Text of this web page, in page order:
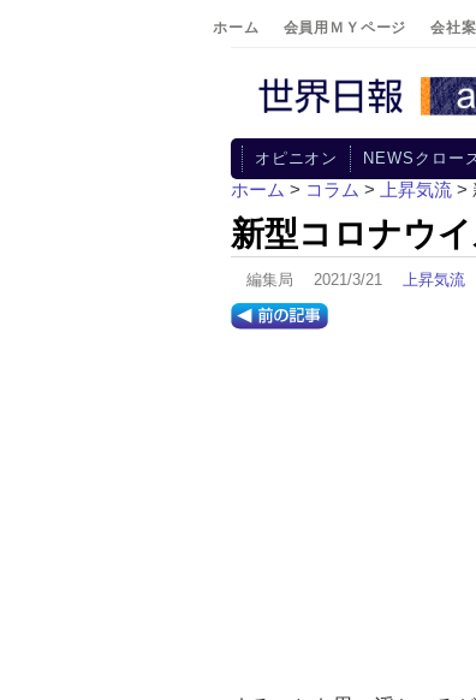
ホーム 会員用ＭＹページ 会社
オピニオン NEWSクロー
ホーム > コラム > 上昇気流 >
新型コロナウ
編集局 2021/3/21 上昇気流